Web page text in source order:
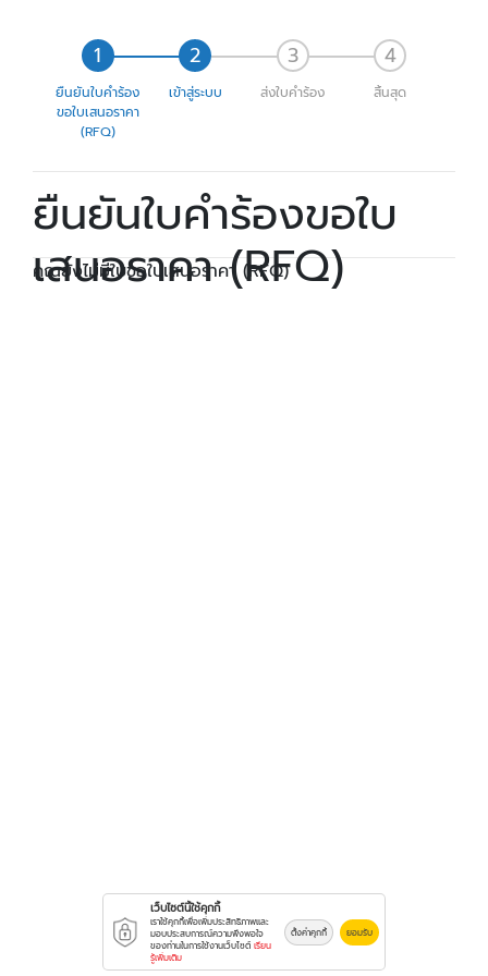
ยืนยันใบคำร้อง
ขอใบเสนอราคา
(RFQ)
เข้าสู่ระบบ ส่งใบคำร้อง สิ้นสุด
ยืนยันใบคำร้องขอใบ
เสนอราคา (RFQ)
คุณยังไม่มีใบขอใบเสนอราคา (RFQ)
เว็บไซต์นี้ใช้คุกกี้
เราใช้คุกกี้เพื่อเพิ่มประสิทธิภาพและ
มอบประสบการณ์ความพึงพอใจ
ของท่านในการใช้งานเว็บไซต์ เรียน
รู้เพิ่มเติม
ตั้งค่าคุกกี้ ยอมรับ